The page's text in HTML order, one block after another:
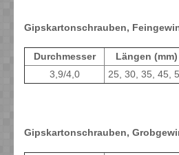
Gipskartonschrauben,
Durchmesser Längen (mm)
3,9/4,0
25, 30, 35, 45,
Gipskartonschrauben,